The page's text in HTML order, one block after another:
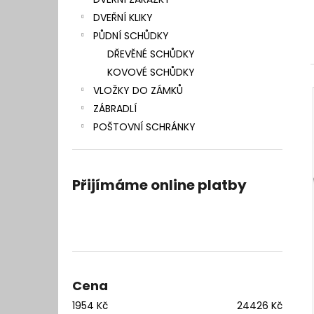
DVEŘNÍ KLIKY
PŮDNÍ SCHŮDKY
DŘEVĚNÉ SCHŮDKY
KOVOVÉ SCHŮDKY
VLOŽKY DO ZÁMKŮ
ZÁBRADLÍ
POŠTOVNÍ SCHRÁNKY
Přijímáme online platby
Cena
1954 Kč 24426 Kč